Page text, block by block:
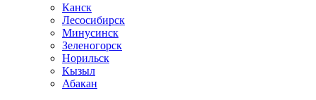
Канск
Лесосибирск
Минусинск
Зеленогорск
Норильск
Кызыл
Абакан